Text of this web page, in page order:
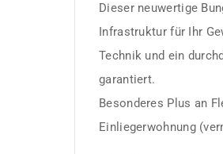
Dieser neuwertige
Infrastruktur für Ihr
Technik und ein
garantiert.
Besonderes Plus an
Einliegerwohnung